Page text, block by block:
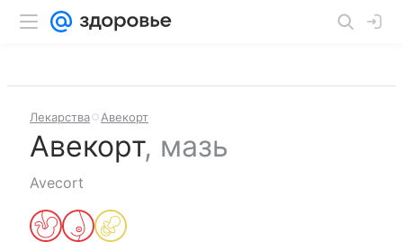
Лекарства Авекорт
Авекорт, мазь
Avecort